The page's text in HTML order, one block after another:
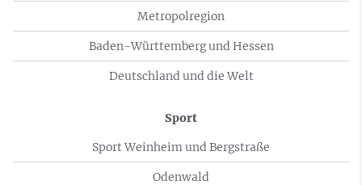
Metropolregion
Baden-Württemberg und Hessen
Deutschland und die Welt
Sport
Sport Weinheim und Bergstraße
Odenwald